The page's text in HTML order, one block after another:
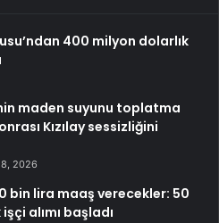
400 milyon dolarlık
maden suyunu toplatma
Kızılay sessizliğini
2026
bin lira maaş verecekler: 50
alımı başladı